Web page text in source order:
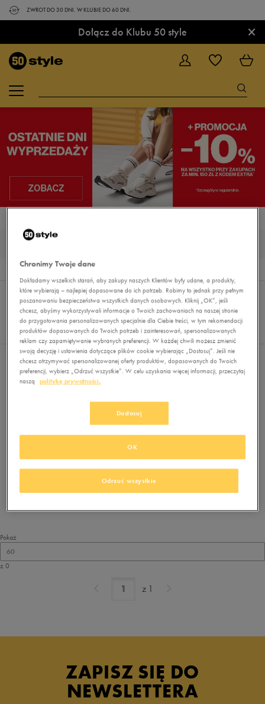
ZWROT DO 30 DNI. W KLUBIE DO 60 DNI.
Dołącz do Klubu 50 style ×
0
Wyników
Sortuj:
REKOMENDOWANE
FILTRUJ
Pokaż
60
z 0
Nie wybrano filtrów
Zmień kryteria wyszukiwania lub
usuń wybrane filtry
Pokaż
60
z 0
z 1
ZAPISZ SIĘ DO
NEWSLETTERA
Chronimy Twoje dane
Dokładamy wszelkich starań, aby zakupy naszych Klientów były udane, a produkty,
które wybierają – najlepiej dopasowane do ich potrzeb. Robimy to jednak przy pełnym
poszanowaniu bezpieczeństwa wszystkich danych osobowych. Kliknij „OK”, jeśli
chcesz, abyśmy wykorzystywali informacje o Twoich zachowaniach na naszej stronie
do przygotowania personalizowanych specjalnie dla Ciebie treści, w tym rekomendacji
produktów dopasowanych do Twoich potrzeb i zainteresowań, spersonalizowanych
reklam czy zapamiętywanie wybranych preferencji. W każdej chwili możesz zmienić
swoją decyzję i ustawienia dotyczące plików cookie wybierając „Dostosuj”. Jeśli nie
chcesz otrzymywać spersonalizowanej oferty produktów, dopasowanych do Twoich
preferencji, wybierz „Odrzuć wszystkie”. W celu uzyskania więcej informacji, przeczytaj
naszą
politykę prywatności.
Dostosuj
Odrzuć wszystkie
OK